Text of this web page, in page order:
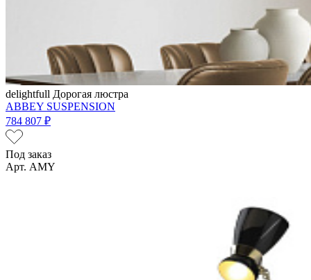
delightfull Дорогая люстра
ABBEY SUSPENSION
784 807 ₽
Под заказ
Арт. AMY